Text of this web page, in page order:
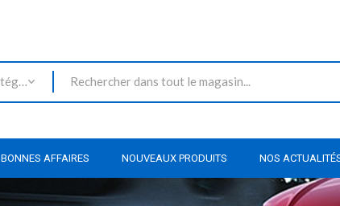
Toutes les catégories
BONNES AFFAIRES NOUVEAUX PRODUITS NOS